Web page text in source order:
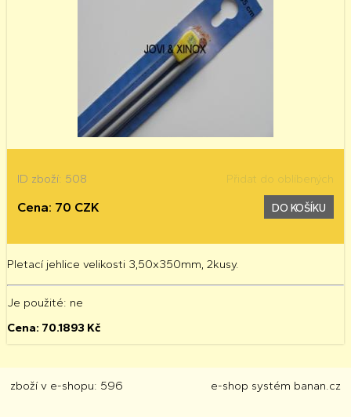
ID zboží: 508 Přidat do oblíbených
Cena: 70 CZK DO KOŠÍKU
Pletací jehlice velikosti 3,50x350mm, 2kusy.
Je použité: ne
Cena: 70.1893 Kč
zboží v e-shopu: 596 e-shop systém banan.cz